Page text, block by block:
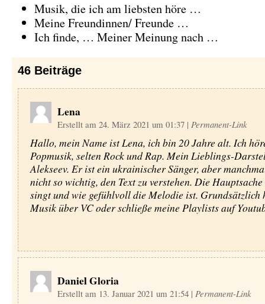
Musik, die ich am liebsten höre …
Meine Freundinnen/ Freunde …
Ich finde, … Meiner Meinung nach …
46 Beiträge
Lena
Erstellt am 24. März 2021 um 01:37 | Permanent-Link
Hallo, mein Name ist Lena, ich bin 20 Jahre alt. Ich
Popmusik, selten Rock und Rap. Mein Lieblings-
Alekseev. Er ist ein ukrainischer Sänger, aber
nicht so wichtig, den Text zu verstehen. Die
singt und wie gefühlvoll die Melodie ist. Grundsätzlich
Musik über VC oder schließe meine Playlists auf
Daniel Gloria
Erstellt am 13. Januar 2021 um 21:54 | Permanent-Link